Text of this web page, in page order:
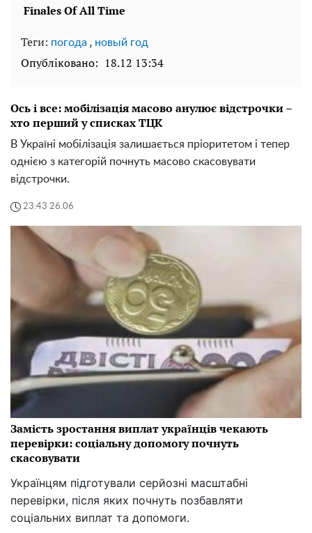
Теги: погода , новый год
Опубліковано: 18.12 13:34
Ось і все: мобілізація масово анулює відстрочки –
хто перший у списках ТЦК
В Україні мобілізація залишається пріоритетом і тепер
однією з категорій почнуть масово скасовувати
відстрочки.
23:43 26.06
Замість зростання виплат українців чекають
перевірки: соціальну допомогу почнуть
скасовувати
Українцям підготували серйозні масштабні
перевірки, після яких почнуть позбавляти
соціальних виплат та допомоги.